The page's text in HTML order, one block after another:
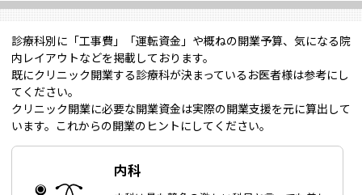
診療科別に「工事費」「運転資金」や概ねの開業予算、気になる院
内レイアウトなどを掲載しております。
既にクリニック開業する診療科が決まっているお医者様は参考にし
てください。
クリニック開業に必要な開業資金は実際の開業支援を元に算出して
います。これからの開業のヒントにしてください。
内科